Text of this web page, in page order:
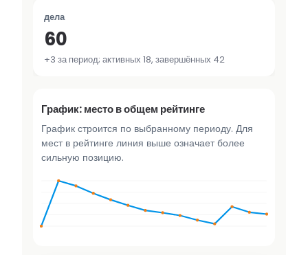
дела
60
+3 за период; активных 18, завершённых 42
График: место в общем рейтинге
График строится по выбранному периоду. Для
мест в рейтинге линия выше означает более
сильную позицию.